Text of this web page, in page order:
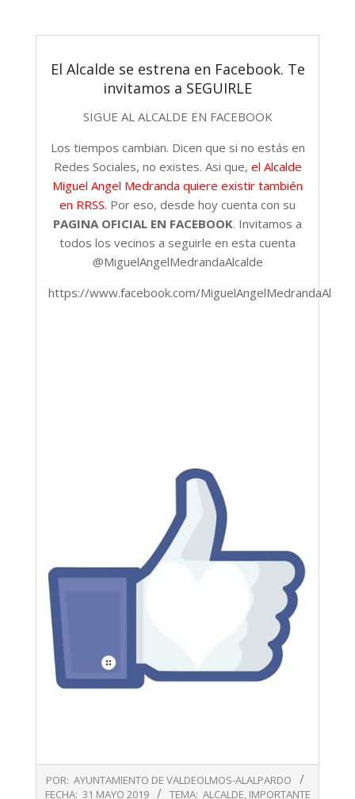
El Alcalde se estrena en Facebook. Te
invitamos a SEGUIRLE
SIGUE AL ALCALDE EN FACEBOOK
Los tiempos cambian. Dicen que si no estás en
Redes Sociales, no existes. Asi que, el Alcalde
Miguel Angel Medranda quiere existir también
en RRSS. Por eso, desde hoy cuenta con su
PAGINA OFICIAL EN FACEBOOK. Invitamos a
todos los vecinos a seguirle en esta cuenta
@MiguelAngelMedrandaAlcalde
https://www.facebook.com/
05-
POR: AYUNTAMIENTO DE VALDEOLMOS-ALALPARDO
FECHA: 31 MAYO 2019 TEMA: ALCALDE IMPORTANTE